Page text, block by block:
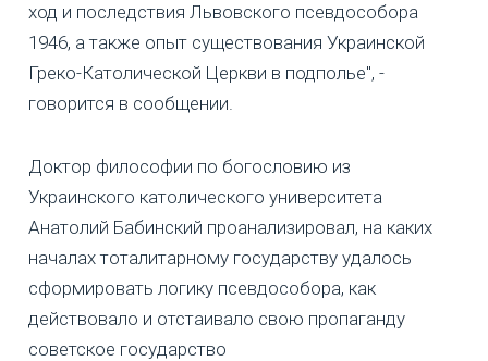
ход и последствия Львовского псевдособора
1946, а также опыт существования Украинской
Греко-Католической Церкви в подполье", -
говорится в сообщении.
Доктор философии по богословию из
Украинского католического университета
Анатолий Бабинский проанализировал, на каких
началах тоталитарному государству удалось
сформировать логику псевдособора, как
действовало и отстаивало свою пропаганду
советское государство